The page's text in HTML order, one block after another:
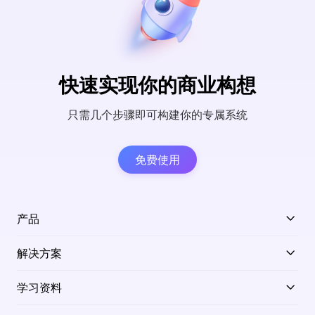
快速实现你的商业构想
只需几个步骤即可构建你的专属系统
免费使用
产品
解决方案
学习资料